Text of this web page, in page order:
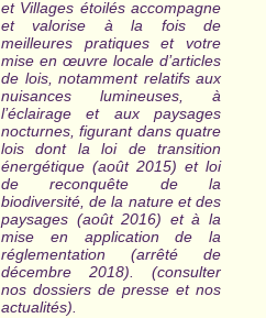
et Villages étoilés accompagne
et valorise à la fois de
meilleures pratiques et votre
mise en œuvre locale d’articles
de lois, notamment relatifs aux
nuisances lumineuses, à
l’éclairage et aux paysages
nocturnes, figurant dans quatre
lois dont la loi de transition
énergétique (août 2015) et loi
de reconquête de la
biodiversité, de la nature et des
paysages (août 2016) et à la
mise en application de la
réglementation (arrêté de
décembre 2018). (consulter
nos dossiers de presse et nos
actualités).